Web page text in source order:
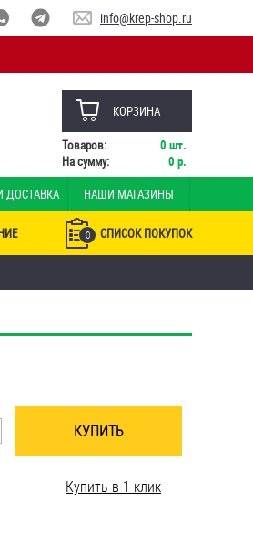
info@krep-shop.ru
КОРЗИНА
Товаров: 0 шт.
На сумму:
0 р.
ДОСТАВКА НАШИ МАГАЗИНЫ
0 СПИСОК ПОКУПОК
КУПИТЬ
Купить в 1 клик